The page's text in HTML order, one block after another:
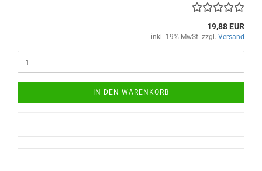
19,88 EUR
inkl. 19% MwSt. zzgl. Versand
IN DEN WARENKORB